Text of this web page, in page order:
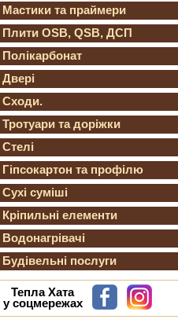
Мастики та праймери
Плити OSB, QSB, ДСП
Полікарбонат
Двері
Сходи.
Тротуари та доріжки
Стелі
Гіпсокартон та профілю
Сухі суміші
Кріпильні елементи
Водонагрівачі
Будівельні послуги
Тепла Хата
у соцмережах